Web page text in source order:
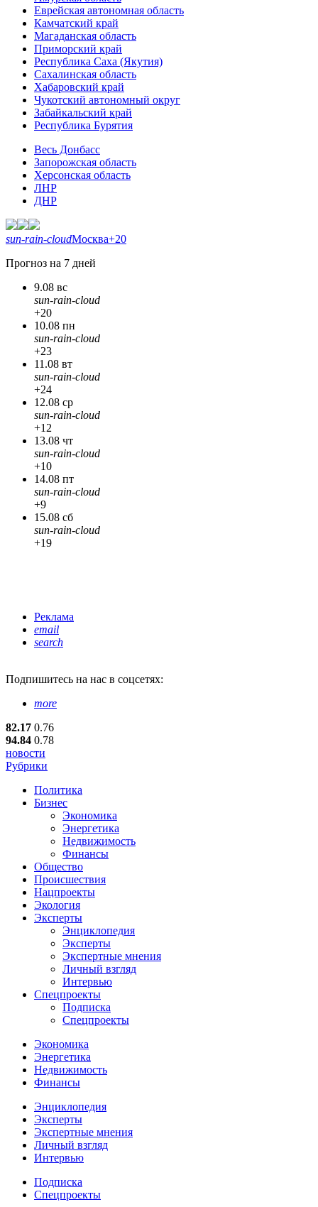
Еврейская автономная область
Камчатский край
Магаданская область
Приморский край
Республика Саха (Якутия)
Сахалинская область
Хабаровский край
Чукотский автономный округ
Забайкальский край
Республика Бурятия
Весь Донбасс
Запорожская область
Херсонская область
ЛНР
ДНР
sun-rain-cloudМосква+20
Прогноз на 7 дней
9.08 вс
sun-rain-cloud
+20
10.08 пн
sun-rain-cloud
+23
11.08 вт
sun-rain-cloud
+24
12.08 ср
sun-rain-cloud
+12
13.08 чт
sun-rain-cloud
+10
14.08 пт
sun-rain-cloud
+9
15.08 сб
sun-rain-cloud
+19
Реклама
email
search
Подпишитесь на нас в соцсетях:
more
82.17 0.76
94.84 0.78
новости
Рубрики
Политика
Бизнес
Экономика
Энергетика
Недвижимость
Финансы
Общество
Происшествия
Нацпроекты
Экология
Эксперты
Энциклопедия
Эксперты
Экспертные мнения
Личный взгляд
Интервью
Спецпроекты
Подписка
Спецпроекты
Экономика
Энергетика
Недвижимость
Финансы
Энциклопедия
Эксперты
Экспертные мнения
Личный взгляд
Интервью
Подписка
Спецпроекты